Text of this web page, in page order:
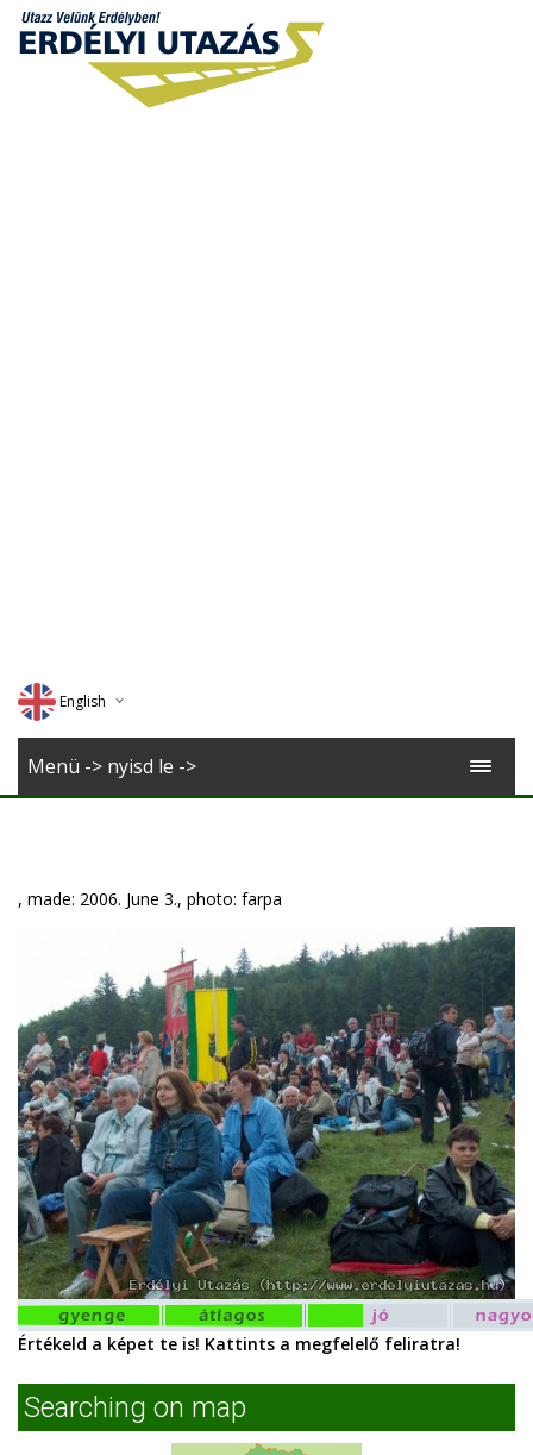
English
Deutsch
Menü -> nyisd le ->
, made: 2006. June 3., photo: farpa
Értékeld a képet te is! Kattints a megfelelő feliratra!
Searching on map